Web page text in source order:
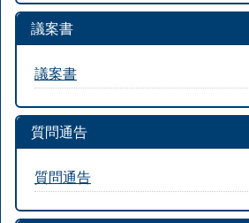
議案書
議案書
質問通告
質問通告